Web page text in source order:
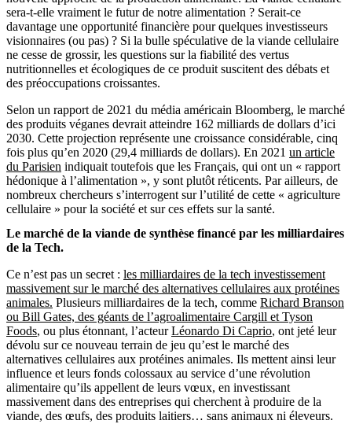
sera-t-elle vraiment le futur de notre alimentation ? Serait-ce
davantage une opportunité financière pour quelques investisseurs
visionnaires (ou pas) ? Si la bulle spéculative de la viande cellulaire
ne cesse de grossir, les questions sur la fiabilité des vertus
nutritionnelles et écologiques de ce produit suscitent des débats et
des préoccupations croissantes.
Selon un rapport de 2021 du média américain Bloomberg, le marché
des produits véganes devrait atteindre 162 milliards de dollars d’ici
2030. Cette projection représente une croissance considérable, cinq
fois plus qu’en 2020 (29,4 milliards de dollars). En 2021 un article
du Parisien indiquait toutefois que les Français, qui ont un « rapport
hédonique à l’alimentation », y sont plutôt réticents. Par ailleurs, de
nombreux chercheurs s’interrogent sur l’utilité de cette « agriculture
cellulaire » pour la société et sur ces effets sur la santé.
Le marché de la viande de synthèse financé par les milliardaires
de la Tech.
Ce n’est pas un secret : les milliardaires de la tech investissement
massivement sur le marché des alternatives cellulaires aux protéines
animales. Plusieurs milliardaires de la tech, comme Richard Branson
ou Bill Gates, des géants de l’agroalimentaire Cargill et Tyson
Foods, ou plus étonnant, l’acteurLéonardo Di Caprio, ont jeté leur
dévolu sur ce nouveau terrain de jeu qu’est le marché des
alternatives cellulaires aux protéines animales. Ils mettent ainsi leur
influence et leurs fonds colossaux au service d’une révolution
alimentaire qu’ils appellent de leurs vœux, en investissant
massivement dans des entreprises qui cherchent à produire de la
viande, des œufs, des produits laitiers… sans animaux ni éleveurs.